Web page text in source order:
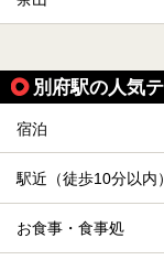
別府駅の人気
宿泊
駅近（徒歩10分以内）
お食事・食事処